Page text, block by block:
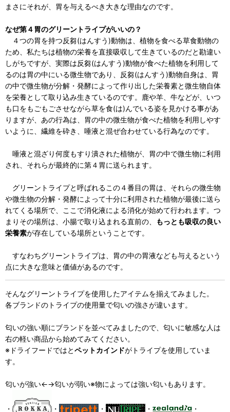
まさにそれが、胃を与えるべき大きな理由なのです。
なぜ第４胃のグリーントライプがいいの？
４つの胃を持つ反芻(はんすう)動物は、植物を食べる草食動物の
ため、私たちは植物の栄養を直接吸収して生きているのだと勘違い
しがちですが、実際は反芻(はんすう)動物が食べた植物を利用して
るのは胃の中にいる微生物であり、反芻(はんすう)動物自身は、胃
の中で微生物が分解・発酵によって作り出した栄養素と微生物自体
を栄養として取り込み生きているのです。鹿や羊、牛などが、いつ
も口をもごもごさせながら草を食(は)んでいる姿を見かける事があ
りますが、あの行為は、胃の中の微生物が食べた植物を利用しやす
いように、繊維を砕き、唾液と混ぜ合わせている行為なのです。
唾液と混ざり何度もすり潰された植物が、胃の中で微生物に利用
され、それらが最終的に第４胃に送られます。
グリーントライプと呼ばれるこの４番目の胃は、それらの微生物
や微生物の分解・発酵によって十分に利用された植物が最後に送ら
れてくる場所で、ここで消化液による消化が始めて行われます。つ
まりその場所は、小腸で取り込まれる直前の、
もっとも吸収の良い
栄養素が存在している場所ということです。
すなわちグリーントライプは、胃の中の胃液なども与えるという
点に大きな意味と価値があるのです。
そんなグリーントライプを使用したアイテムを揃えてみました。
各ブランドのトライプの使用量で匂いの強さが違います。
匂いの強い順にブランドを並べてみましたので、匂いに敏感な人は
右の軽い商品から始めてみてください。
※ドライフードではとペットカインドがトライプを使用していま
す。
匂いが強い←→匂いが弱い※物によっては強い匂いもあります。
・ ・ ・ ・ ・